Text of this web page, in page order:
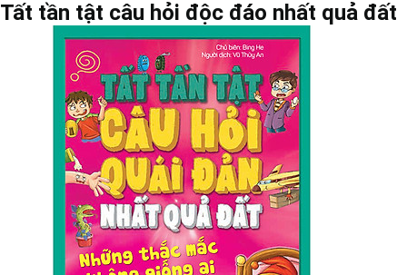
Tất tần tật câu hỏi độc đáo nhất quả đất